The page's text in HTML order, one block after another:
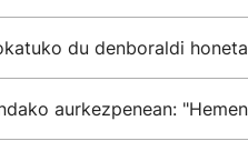
du denboraldi
aurkezpenean: